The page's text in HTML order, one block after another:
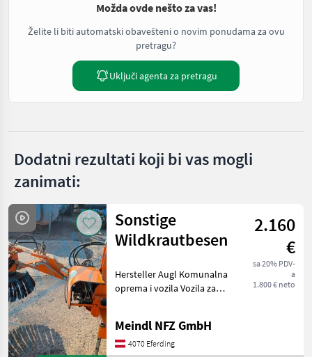
Možda ovde nešto za vas!
Želite li biti automatski obavešteni o novim ponudama za ovu
pretragu?
Uključi agenta za pretragu
Dodatni rezultati koji bi vas mogli
zanimati:
Sonstige
Wildkrautbesen
2.160
€
sa 20% PDV-
a
1.800 € neto
Hersteller Augl Komunalna
oprema i vozila Vozila za
Meindl NFZ GmbH
4070 Eferding